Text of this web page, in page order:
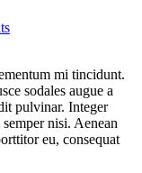
mi tincidunt.
sodales augue a
pulvinar. Integer
nisi. Aenean
eu, consequat